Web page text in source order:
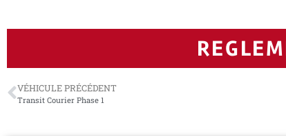
VÉHICULE PRÉCÉDENT
Transit Courier Phase 1